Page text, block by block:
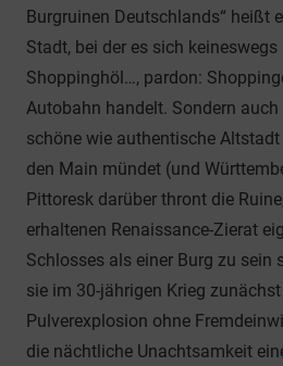
Burgruinen Deutschlands“ heißt
Stadt, bei der es sich
Shoppinghöl…, pardon:
Autobahn handelt. Sondern
schöne wie authentische
den Main mündet (und
Pittoresk darüber thront die
erhaltenen Renaissance-Zierat
Schlosses als einer Burg zu sein
sie im 30-jährigen Krieg
Pulverexplosion ohne
die nächtliche Unachtsamkeit